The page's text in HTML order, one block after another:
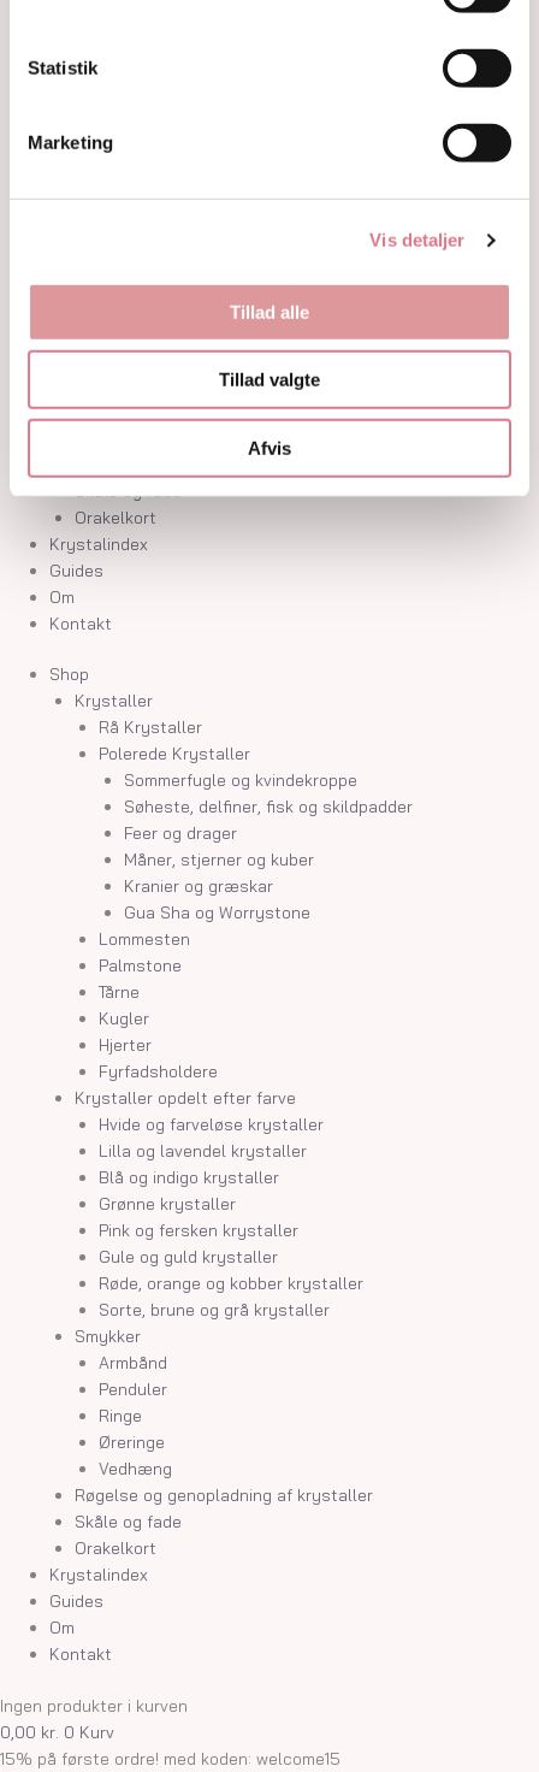
Statistik
Marketing
Vis detaljer
Tillad alle
Tillad valgte
Afvis
Krystaller opdelt efter farve
Blå og indigo krystaller
Pink og fersken krystaller
Penduler
Øreringe
Orakelkort
Krystalindex
Guides
Om
Kontakt
Shop
Krystaller
Rå Krystaller
Polerede Krystaller
Sommerfugle og kvindekroppe
Søheste, delfiner, fisk og skildpadder
Feer og drager
Måner, stjerner og kuber
Kranier og græskar
Gua Sha og Worrystone
Lommesten
Palmstone
Tårne
Kugler
Hjerter
Fyrfadsholdere
Krystaller opdelt efter farve
Hvide og farveløse krystaller
Lilla og lavendel krystaller
Blå og indigo krystaller
Grønne krystaller
Pink og fersken krystaller
Gule og guld krystaller
Røde, orange og kobber krystaller
Sorte, brune og grå krystaller
Smykker
Armbånd
Penduler
Ringe
Øreringe
Vedhæng
Røgelse og genopladning af krystaller
Skåle og fade
Orakelkort
Krystalindex
Guides
Om
Kontakt
Ingen produkter i kurven
0,00 kr. 0 Kurv
15% på første ordre! med koden: welcome15